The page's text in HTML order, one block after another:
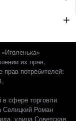
их прав,
прав потребителей:
в сфере торговли
Селицкий Роман
улица Советская,